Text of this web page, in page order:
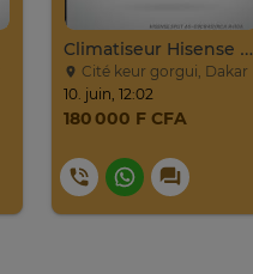
Climatiseur Hisense Split AS-09CR
Cité keur gorgui, Dakar
10. juin, 12:02
180 000 F CFA